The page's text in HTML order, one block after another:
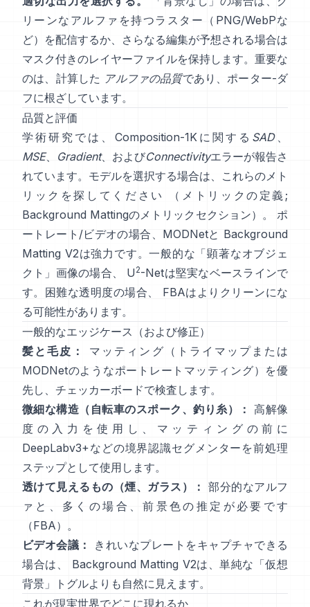
リーンなアルファを持つラスター（PNG/WebPな
ど）を配信するか、さらなる編集が予想される場合は
マスク付きのレイヤーファイルを保持します。重要な
のは、計算した アルファの品質であり、ポーター-ダ
フに根ざしています。
品質と評価
学術研究では、 Composition-1Kに関する SAD、
MSE、 Gradient、およびConnectivityエラーが報告さ
れています。モデルを選択する場合は、これらのメト
リックを探してください
（ メトリックの定義 ;
Background Mattingのメトリックセクション）。 ポ
ートレート/ビデオの場合、 MODNetと Background
Matting V2は強力です。一般的な「顕著なオブジェ
クト」画像の場合、
U2-Netは堅実なベースラインで
す。困難な透明度の場合、
FBAはよりクリーンにな
る可能性があります。
一般的なエッジケース（および修正）
髪と毛皮：
マッティング（トライマップまたは
MODNetのようなポートレートマッティング）を優
先し、チェッカーボードで検査します。
微細な構造（自転車のスポーク、釣り糸）： 高解像
度の入力を使用し、マッティングの前に
DeepLabv3+などの境界認識セグメンターを前処理
ステップとして使用します。
透けて見えるもの（煙、ガラス）： 部分的なアルフ
ァと、多くの場合、前景色の推定が必要です
（FBA）。
ビデオ会議：
きれいなプレートをキャプチャできる
場合は、
Background Matting V2は、単純な「仮想
背景」トグルよりも自然に見えます。
これが現実世界でどこに現れるか